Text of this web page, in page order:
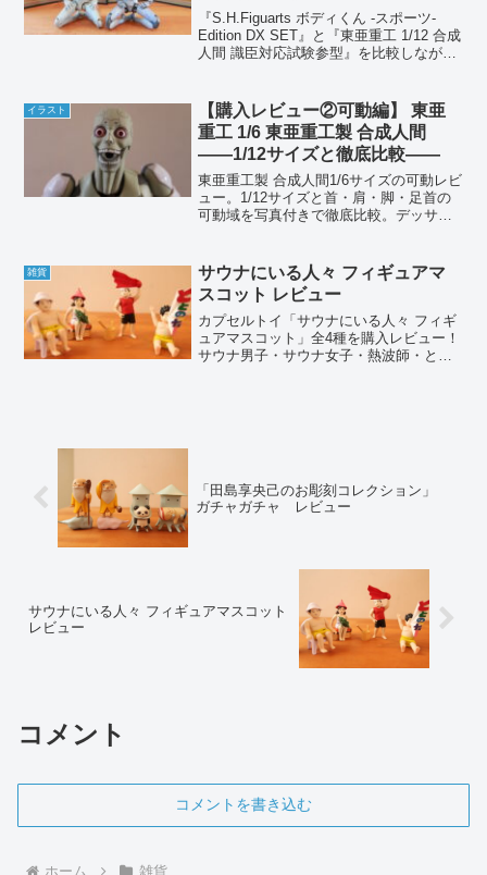
『S.H.Figuarts ボディくん -スポーツ-
Edition DX SET』と『東亜重工 1/12 合成
人間 識臣対応試験参型』を比較しながら
イラスト
【購入レビュー②可動編】 東亜
重工 1/6 東亜重工製 合成人間
――1/12サイズと徹底比較――
東亜重工製 合成人間1/6サイズの可動レビ
ュー。1/12サイズと首・肩・脚・足首の
可動域を写真付きで徹底比較。デッサン
雑貨
サウナにいる人々 フィギュアマ
スコット レビュー
カプセルトイ「サウナにいる人々 フィギ
ュアマスコット」全4種を購入レビュー！
サウナ男子・サウナ女子・熱波師・とと
「田島享央己のお彫刻コレクション」
ガチャガチャ レビュー
サウナにいる人々 フィギュアマスコット
レビュー
コメント
コメントを書き込む
ホーム 雑貨